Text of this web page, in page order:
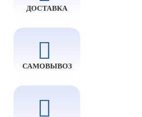
ДОСТАВКА
САМОВЫВОЗ